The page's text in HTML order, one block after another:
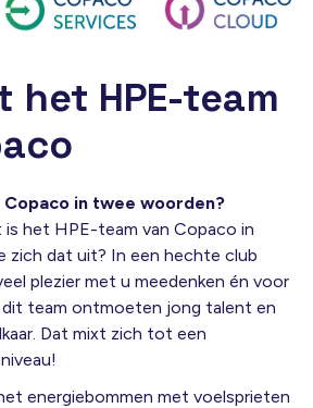
het HPE-team
Copaco in twee woorden?
is het HPE-team van Copaco in
zich dat uit? In een hechte club
plezier met u meedenken én voor
team ontmoeten jong talent en
Dat mixt zich tot een
energiebommen met voelsprieten